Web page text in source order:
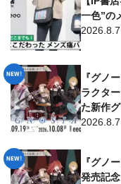
一色”の
2026.8.7
『グノ
ラクタ
た新作
からの
2026.8.7
『グノ
発売記